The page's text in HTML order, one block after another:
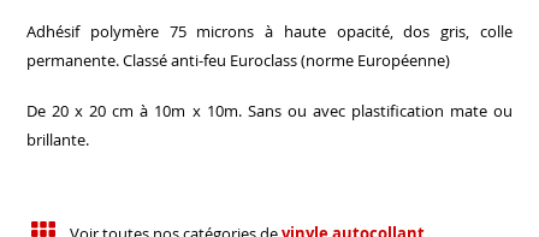
Adhésif polymère 75 microns à haute opacité, dos gris, colle
permanente. Classé anti-feu Euroclass (norme Européenne)
De 20 x 20 cm à 10m x 10m. Sans ou avec plastification mate ou
brillante.